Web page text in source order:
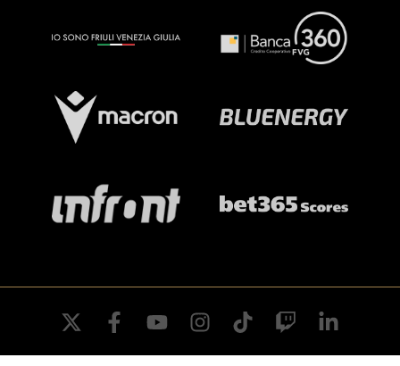
twitter facebookyoutube instagramtiktok twitch